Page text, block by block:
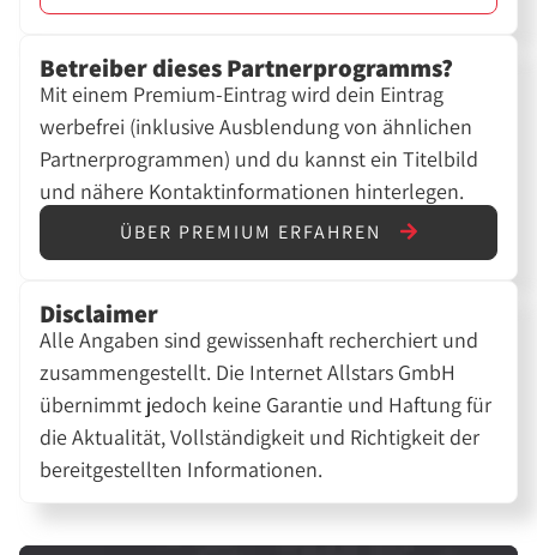
Betreiber dieses Partnerprogramms?
Mit einem Premium-Eintrag wird dein Eintrag
werbefrei (inklusive Ausblendung von ähnlichen
Partnerprogrammen) und du kannst ein Titelbild
und nähere Kontaktinformationen hinterlegen.
ÜBER PREMIUM ERFAHREN
Disclaimer
Alle Angaben sind gewissenhaft recherchiert und
zusammengestellt. Die Internet Allstars GmbH
übernimmt jedoch keine Garantie und Haftung für
die Aktualität, Vollständigkeit und Richtigkeit der
bereitgestellten Informationen.